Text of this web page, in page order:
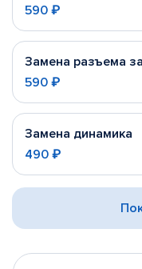
590 ₽
Замена разъема
590 ₽
Замена динамика
490 ₽